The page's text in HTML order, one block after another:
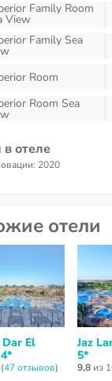
Family Room
View
Family Sea
Room
Room Sea
в отеле
2020
отели
Dar El
47 отзывов)
Jaz
5*
9,8 из